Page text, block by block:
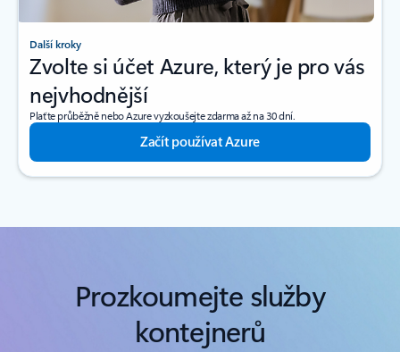
Další kroky
Zvolte si účet Azure, který je pro vás
nejvhodnější
Plaťte průběžně nebo Azure vyzkoušejte zdarma až na 30 dní.
Začít používat Azure
Prozkoumejte služby
kontejnerů